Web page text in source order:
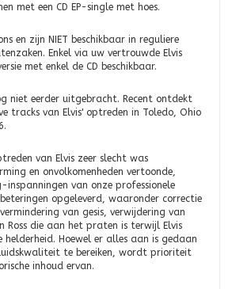
met een CD EP-single met hoes.
en zijn NIET beschikbaar in reguliere
Enkel via uw vertrouwde Elvis
met enkel de CD beschikbaar.
niet eerder uitgebracht. Recent ontdekt
tracks van Elvis' optreden in Toledo, Ohio
van Elvis zeer slecht was
en onvolkomenheden vertoonde,
inspanningen van onze professionele
opgeleverd, waaronder correctie
van gesis, verwijdering van
Ross die aan het praten is terwijl Elvis
Hoewel er alles aan is gedaan
te bereiken, wordt prioriteit
inhoud ervan.